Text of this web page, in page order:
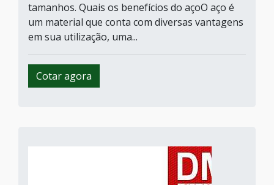
tamanhos. Quais os benefícios do açoO aço é
um material que conta com diversas vantagens
em sua utilização, uma...
Cotar agora